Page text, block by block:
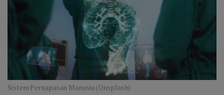
Sistem Pernapasan Manusia (Unsplash)